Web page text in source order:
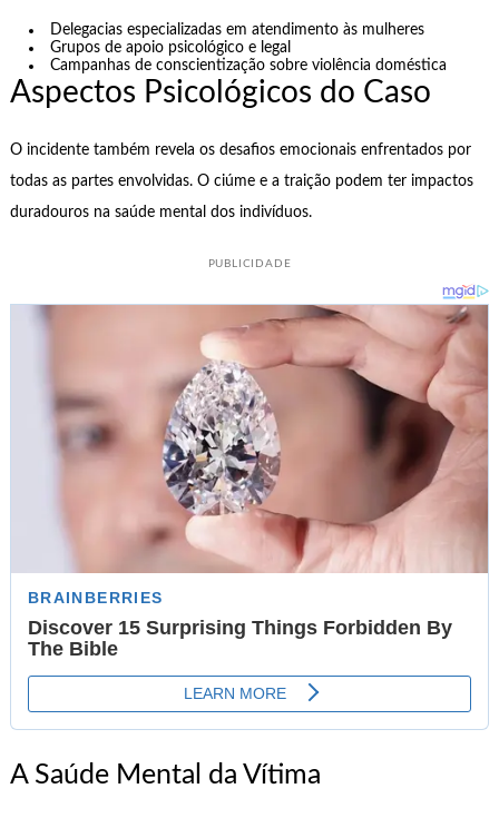
Delegacias especializadas em atendimento às mulheres
Grupos de apoio psicológico e legal
Campanhas de conscientização sobre violência doméstica
Aspectos Psicológicos do Caso
O incidente também revela os desafios emocionais enfrentados por
todas as partes envolvidas. O ciúme e a traição podem ter impactos
duradouros na saúde mental dos indivíduos.
PUBLICIDADE
A Saúde Mental da Vítima